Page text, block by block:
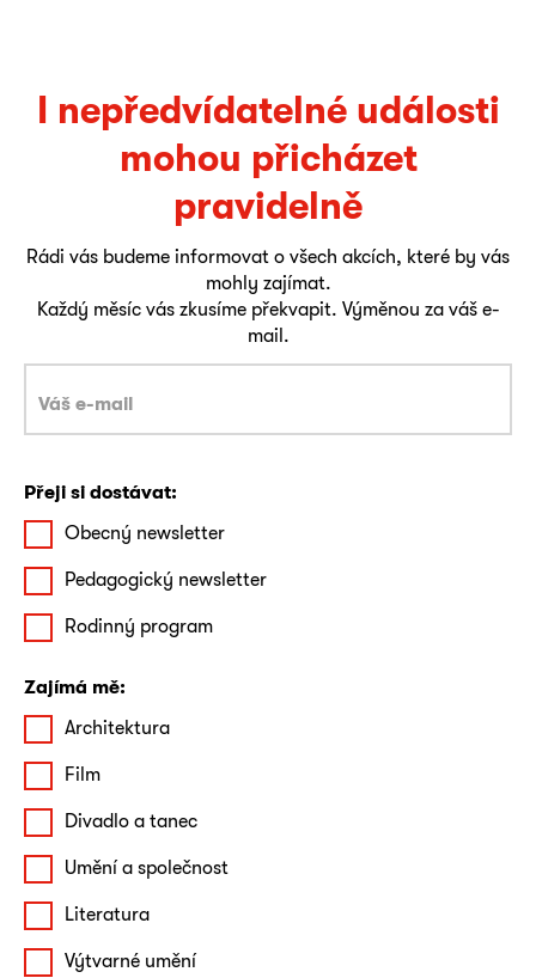
I nepředvídatelné události
mohou přicházet
pravidelně
Rádi vás budeme informovat o všech akcích, které by vás
mohly zajímat.
Každý měsíc vás zkusíme překvapit. Výměnou za váš e-
mail.
Přeji si dostávat:
Obecný newsletter
Pedagogický newsletter
Rodinný program
Zajímá mě:
Architektura
Film
Divadlo a tanec
Umění a společnost
Literatura
Výtvarné umění